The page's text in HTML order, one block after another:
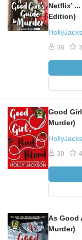
Netflix’
Edition)
36
Good
Murder)
30
As Good
Murder)